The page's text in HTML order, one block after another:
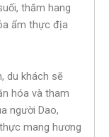
thăm hang
ẩm thực địa
du khách sẽ
hóa và tham
người Dao,
mang hương